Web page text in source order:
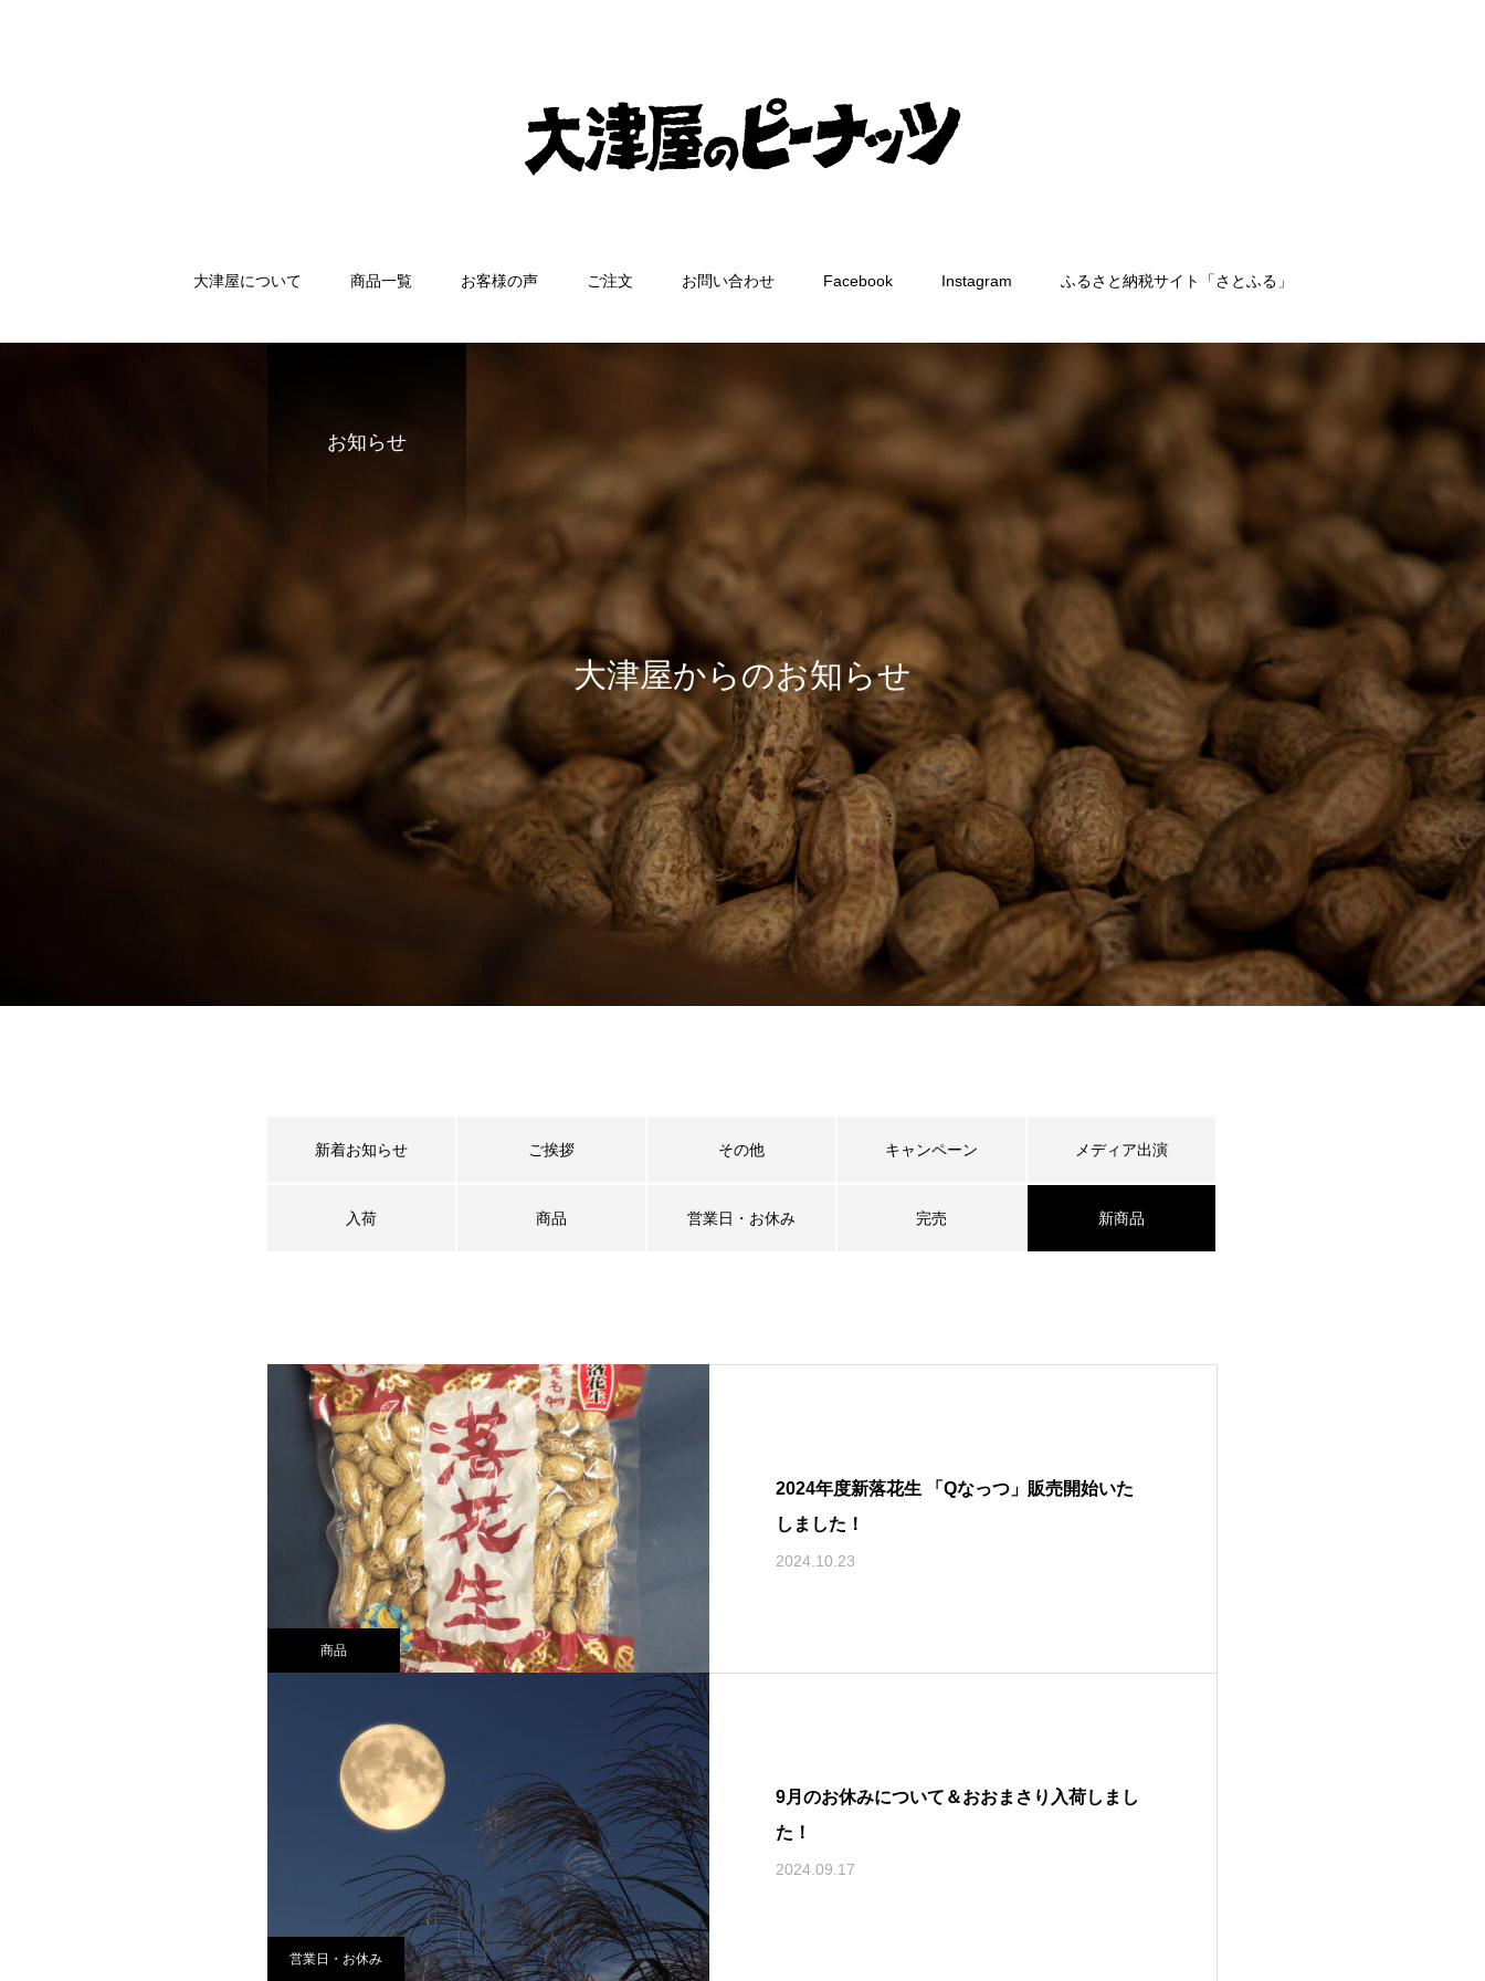
大津屋について 商品一覧 お客様の声 ご注文 お問い合わせ Facebook Instagram ふるさと納税サイト「さとふる」
お知らせ
大津屋からのお知 らせ
新着お知らせ ご挨拶 その他 キャンペーン メディア出演
入荷 商品 営業日・お休み 完売 新商品
商品
2024年度新落花生 「Qなっつ」販売開始いた
しました！
2024.10.23
営業日・お休み
9月のお休みについて＆おおまさり入荷しまし
た！
2024.09.17